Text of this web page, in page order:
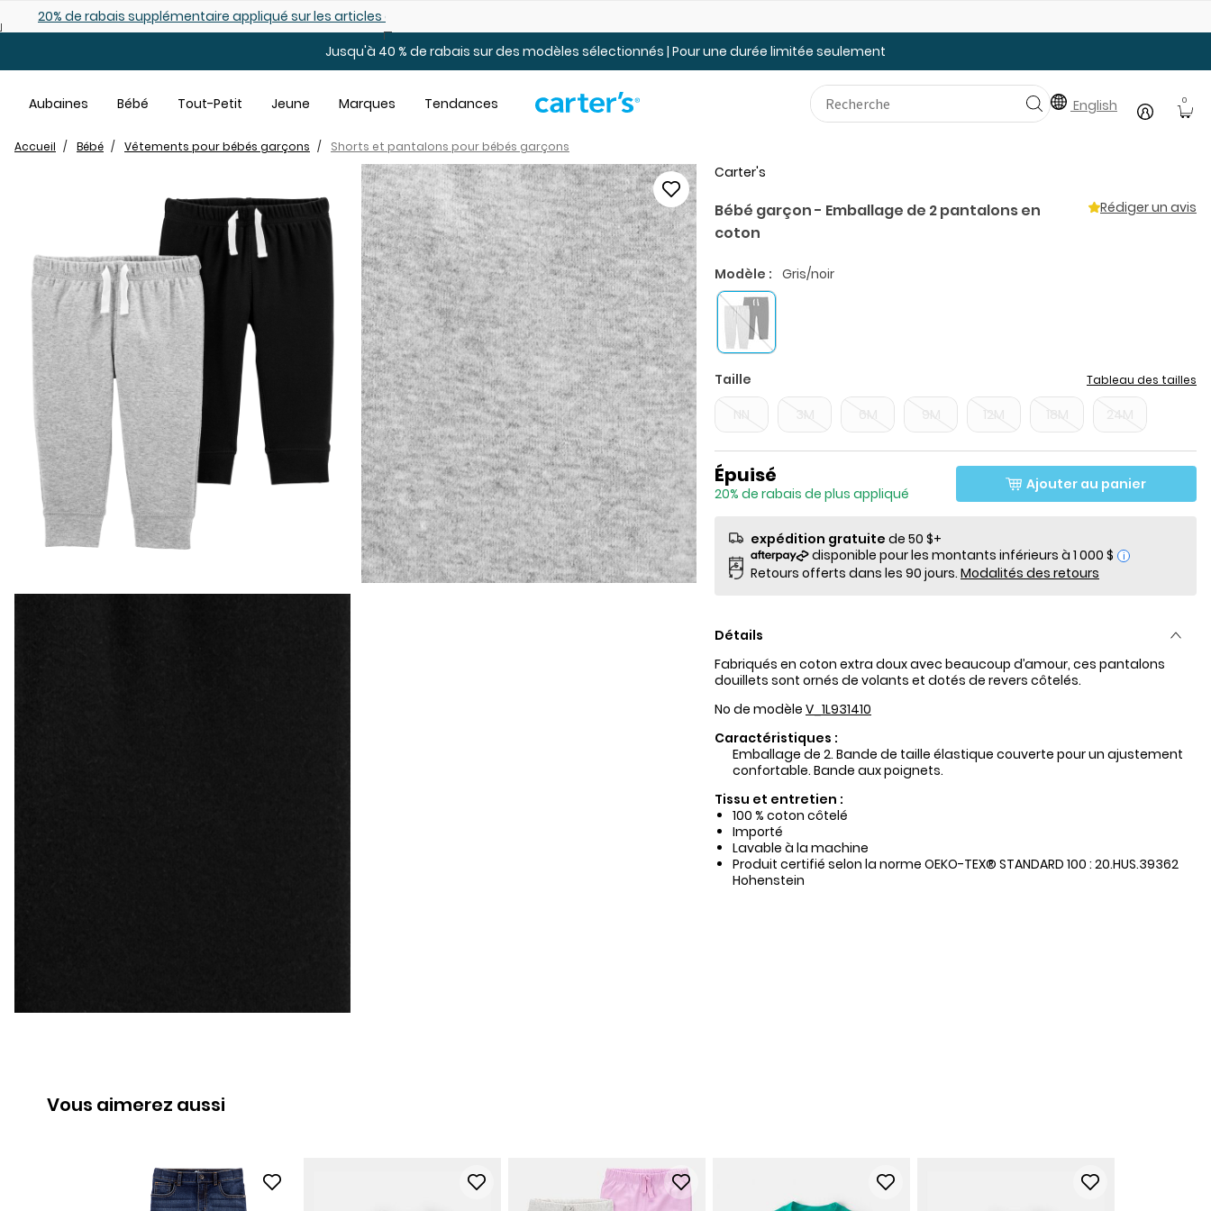
démarqués25% de rabais: modèles pour bébé
Jusqu'à 40 % de rabais sur des modèles sélectionnés | Pour une durée limitée seulement
Aubaines Bébé Tout-Petit Jeune Marques Tendances English 0
Accueil Bébé Vêtements pour bébés garçons Shorts et pantalons pour bébés garçons
Carter's
Bébé garçon - Emballage de 2 pantalons en
coton
Rédiger un avis
Modèle : Gris/noir
Taille Tableau des tailles
Prix de solde
Épuisé
20% de rabais de plus appliqué
Ajouter au panier
expédition gratuite de 50 $+
i
Retours offerts dans les 90 jours. Modalités des retours
Détails
Fabriqués en coton extra doux avec beaucoup d’amour, ces pantalons
douillets sont ornés de volants et dotés de revers côtelés.
No de modèle V_1L931410
Caractéristiques :
Emballage de 2. Bande de taille élastique couverte pour un ajustement
confortable. Bande aux poignets.
Tissu et entretien :
100 % coton côtelé
Importé
Lavable à la machine
Produit certifié selon la norme OEKO-TEX® STANDARD 100 : 20.HUS.39362
Hohenstein
Vous aimerez aussi